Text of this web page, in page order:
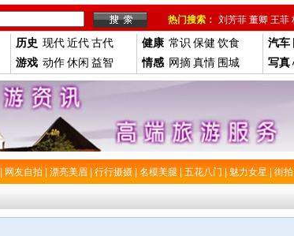
热门搜索： 刘芳菲 董卿 王菲
历史 现代近代古代
游戏 动作休闲 益智
健康 常识 保健 饮食
情感 网摘真情 围城
汽车
写真
网友自拍 漂亮美眉 行行摄摄 名模美腿 五花八门 魅力女星 街